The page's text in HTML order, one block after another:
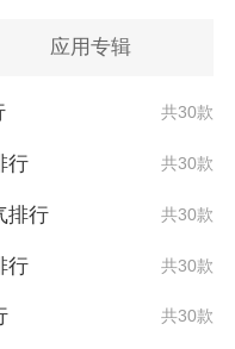
应用专辑
共30款
行 共30款
排行 共30款
行 共30款
共30款